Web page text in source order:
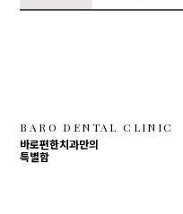
BARO DENTAL CLINIC
바로편한치과만의
특별함